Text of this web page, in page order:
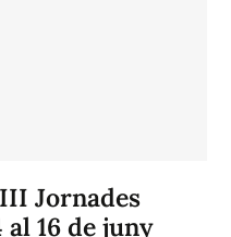
Jornades
16 de juny